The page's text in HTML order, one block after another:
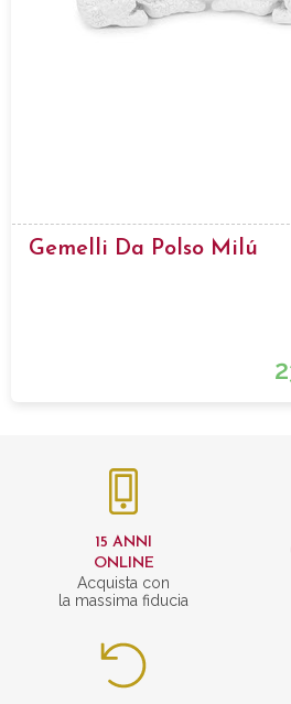
Gemelli Da Polso Milú
15 ANNI
ONLINE
Acquista con
la massima fiducia